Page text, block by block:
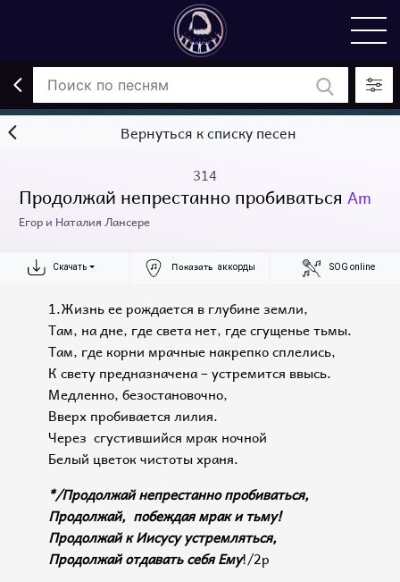
Вернуться к списку песен
314
Продолжай непрестанно пробиваться Am
Егор и Наталия Лансере
Скачать Показать аккорды SOG online
1.Жизнь ее рождается в глубине земли,
Там, на дне, где света нет, где сгущенье тьмы.
Там, где корни мрачные накрепко сплелись,
К свету предназначена – устремится ввысь.
Медленно, безостановочно,
Вверх пробивается лилия.
Через сгустившийся мрак ночной
Белый цветок чистоты храня.
*/Продолжай непрестанно пробиваться,
Продолжай, побеждая мрак и тьму!
Продолжай к Иисусу устремляться,
Продолжай отдавать себя Ему!/2р